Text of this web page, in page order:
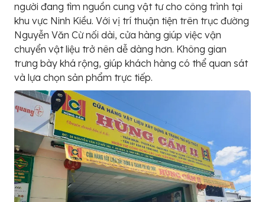
người đang tìm nguồn cung vật tư cho công trình tại
khu vực Ninh Kiều. Với vị trí thuận tiện trên trục đường
Nguyễn Văn Cừ nối dài, cửa hàng giúp việc vận
chuyển vật liệu trở nên dễ dàng hơn. Không gian
trưng bày khá rộng, giúp khách hàng có thể quan sát
và lựa chọn sản phẩm trực tiếp.